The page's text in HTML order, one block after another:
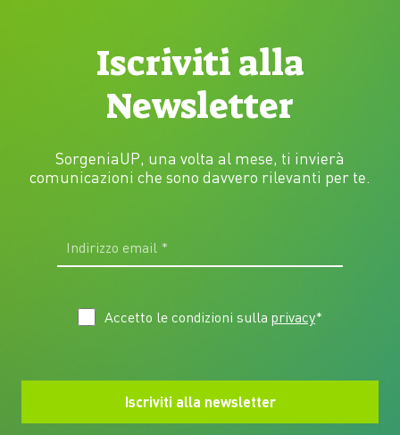
Iscriviti alla
Newsletter
SorgeniaUP, una volta al mese, ti invierà
comunicazioni che sono davvero rilevanti per te.
Accetto le condizioni sulla privacy*